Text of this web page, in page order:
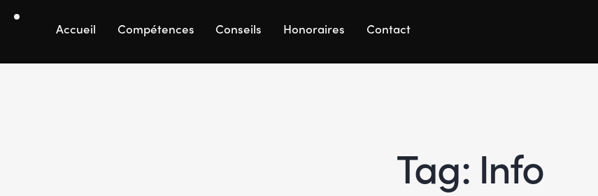
Accueil Compétences Conseils Honoraires Contact
Tag: Info